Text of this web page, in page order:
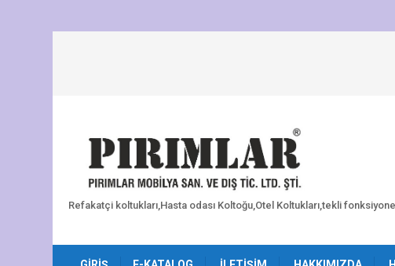
Refakatçi koltukları,Hasta odası Koltoğu,Otel Koltukları,tekli